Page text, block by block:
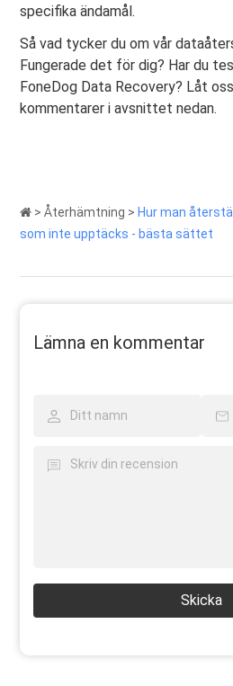
specifika ändamål.
Så vad tycker du om vår
Fungerade det för dig? Har du
FoneDog Data Recovery? Låt
kommentarer i avsnittet nedan.
>Återhämtning > Hur man
som inte upptäcks - bästa sättet
Lämna en kommentar
Skicka